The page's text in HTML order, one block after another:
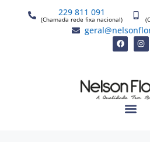
229 811 091
(Chamada rede fixa nacional)